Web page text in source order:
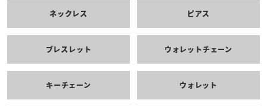
ネックレス ピアス
ブレスレット ウォレットチェーン
キーチェーン ウォレット